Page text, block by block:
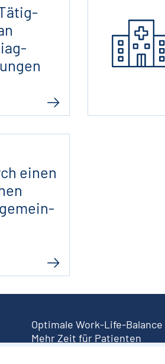
einen
Optimale Work-Life-Balance
Mehr Zeit für Patienten